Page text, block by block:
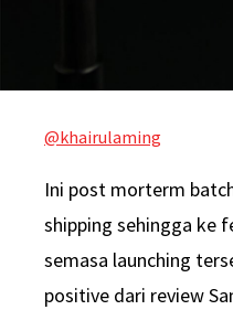
@khairulaming
Ini post morterm
shipping sehingga ke
semasa launching
positive dari review